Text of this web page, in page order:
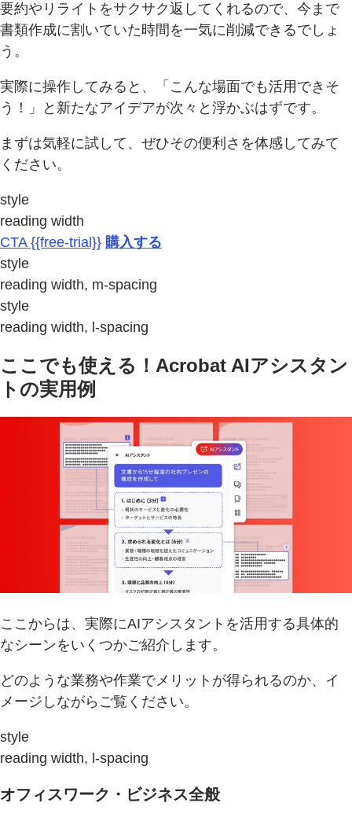
要約やリライトをサクサク返してくれるので、今まで
書類作成に割いていた時間を一気に削減できるでしょ
う。
実際に操作してみると、「こんな場面でも活用できそ
う！」と新たなアイデアが次々と浮かぶはずです。
まずは気軽に試して、ぜひその便利さを体感してみて
ください。
style
reading width
CTA {{free-trial}} 購入する
style
reading width, m-spacing
style
reading width, l-spacing
ここでも使える！Acrobat AIアシスタン
トの実用例
ここからは、実際にAIアシスタントを活用する具体的
なシーンをいくつかご紹介します。
どのような業務や作業でメリットが得られるのか、イ
メージしながらご覧ください。
style
reading width, l-spacing
オフィスワーク・ビジネス全般